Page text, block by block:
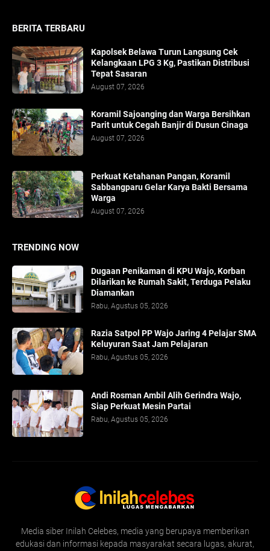
BERITA TERBARU
Kapolsek Belawa Turun Langsung Cek
Kelangkaan LPG 3 Kg, Pastikan Distribusi
Tepat Sasaran
August 07, 2026
Koramil Sajoanging dan Warga Bersihkan
Parit untuk Cegah Banjir di Dusun Cinaga
August 07, 2026
Perkuat Ketahanan Pangan, Koramil
Sabbangparu Gelar Karya Bakti Bersama
Warga
August 07, 2026
TRENDING NOW
Dugaan Penikaman di KPU Wajo, Korban
Dilarikan ke Rumah Sakit, Terduga Pelaku
Diamankan
Rabu, Agustus 05, 2026
Razia Satpol PP Wajo Jaring 4 Pelajar SMA
Keluyuran Saat Jam Pelajaran
Rabu, Agustus 05, 2026
Andi Rosman Ambil Alih Gerindra Wajo,
Siap Perkuat Mesin Partai
Rabu, Agustus 05, 2026
Media siber Inilah Celebes, media yang berupaya memberikan
edukasi dan informasi kepada masyarakat secara lugas, akurat,